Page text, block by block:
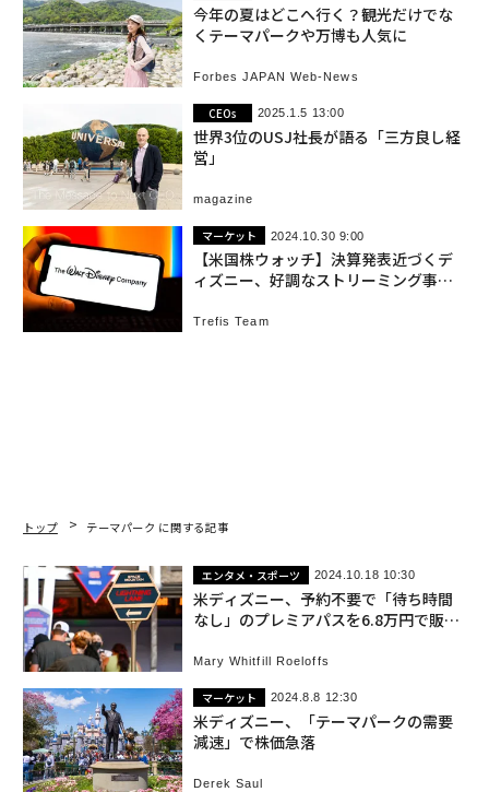
今年の夏はどこへ行く？観光だけでな
くテーマパークや万博も人気に
Forbes JAPAN Web-News
CEOs 2025.1.5 13:00
世界3位のUSJ社長が語る「三方良し経
営」
magazine
マーケット 2024.10.30 9:00
【米国株ウォッチ】決算発表近づくデ
ィズニー、好調なストリーミング事業
Trefis Team
トップ テーマパーク に関する記事
エンタメ・スポーツ 2024.10.18 10:30
米ディズニー、予約不要で「待ち時間
なし」のプレミアパスを6.8万円で販売
Mary Whitfill Roeloffs
マーケット 2024.8.8 12:30
米ディズニー、「テーマパークの需要
減速」で株価急落
Derek Saul